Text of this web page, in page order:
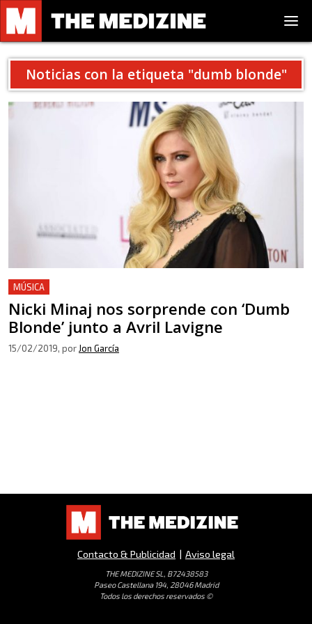
Noticias con la etiqueta "dumb blonde"
MÚSICA
Nicki Minaj nos sorprende con ‘Dumb
Blonde’ junto a Avril Lavigne
15/02/2019, por Jon García
Contacto & Publicidad | Aviso legal
THE MEDIZINE SL, B72438583
Paseo Castellana 194, 28046 Madrid
Todos los derechos reservados ©